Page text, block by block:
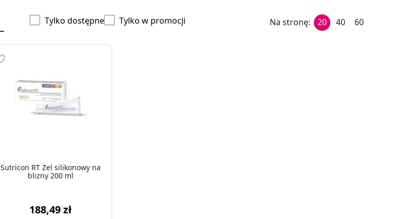
Tylko dostępne Tylko w promocji Na stronę: 20 40 60
Sutricon RT Żel silikonowy na
blizny 200 ml
188,49 zł